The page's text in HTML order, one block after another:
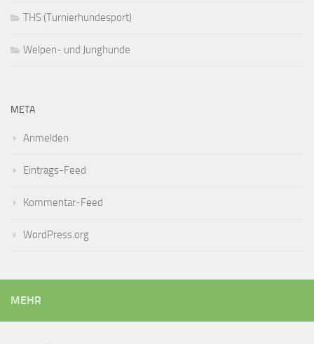
THS (Turnierhundesport)
Welpen- und Junghunde
META
Anmelden
Eintrags-Feed
Kommentar-Feed
WordPress.org
MEHR